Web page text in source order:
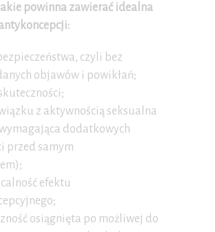
powinna zawierać idealna
czyli bez
objawów i powikłań;
z aktywnością seksualna
dodatkowych
przed samym
efektu
osiągnięta po możliwej do